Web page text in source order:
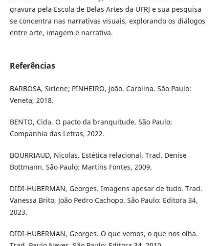
gravura pela Escola de Belas Artes da UFRJ e sua pesquisa
se concentra nas narrativas visuais, explorando os diálogos
entre arte, imagem e narrativa.
Referências
BARBOSA, Sirlene; PINHEIRO, João. Carolina. São Paulo:
Veneta, 2018.
BENTO, Cida. O pacto da branquitude. São Paulo:
Companhia das Letras, 2022.
BOURRIAUD, Nicolas. Estética relacional. Trad. Denise
Bottmann. São Paulo: Martins Fontes, 2009.
DIDI-HUBERMAN, Georges. Imagens apesar de tudo. Trad.
Vanessa Brito, João Pedro Cachopo. São Paulo: Editora 34,
2023.
DIDI-HUBERMAN, Georges. O que vemos, o que nos olha.